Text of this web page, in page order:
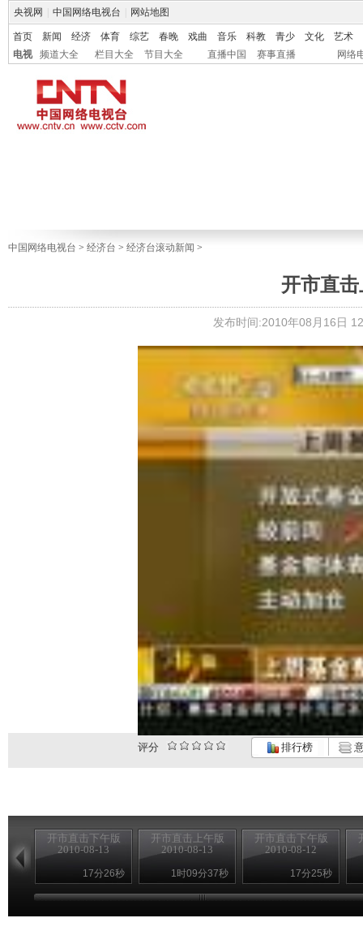
央视网 中国网络电视台 网站地图
首页 新闻 经济 体育 综艺 春晚 戏曲 音乐 科教 青少 文化
艺术
电视
频道大全 栏目大全 节目大全 直播中国 赛事直播 网络
中国网络电视台 > 经济台 > 经济台滚动新闻 >
开市直击
发布时间:2010年08月16日
评分 排行榜
开市直击下午版
2010-08-13
17分26秒
开市直击上午版
2010-08-13
1时09分37秒
开市直击下午版
2010-08-12
17分25秒